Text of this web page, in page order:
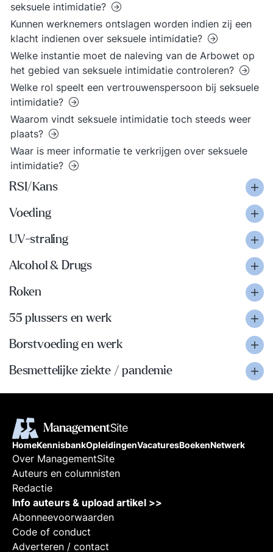
seksuele intimidatie?
Kunnen werknemers ontslagen worden indien zij een
klacht indienen over seksuele intimidatie?
Welke instantie moet de naleving van de Arbowet op
het gebied van seksuele intimidatie controleren?
Welke rol speelt een vertrouwenspersoon bij seksuele
intimidatie?
Waarom vindt seksuele intimidatie toch steeds weer
plaats?
Waar is meer informatie te verkrijgen over seksuele
intimidatie?
RSI/Kans
Voeding
UV-straling
Alcohol & Drugs
Roken
55 plussers en werk
Borstvoeding en werk
Besmettelijke ziekte / pandemie
HomeKennisbankOpleidingenVacaturesBoekenNetwerk
Over ManagementSite
Auteurs en columnisten
Redactie
Info auteurs & upload artikel >>
Abonneevoorwaarden
Code of conduct
Adverteren / contact